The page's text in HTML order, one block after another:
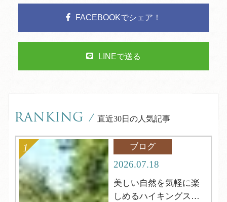
FACEBOOKでシェア！
LINEで送る
RANKING / 直近30日の人気記事
ブログ
2026.07.18
美しい自然を気軽に楽
しめるハイキングスポ